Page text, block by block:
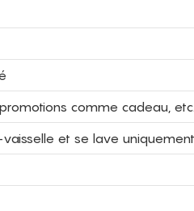
comme cadeau, etc.
et se lave